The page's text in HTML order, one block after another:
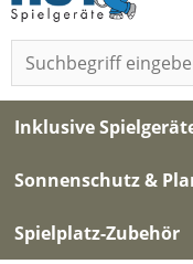
Inklusive
Sonnenschutz &
Spielplatz-Zubehör